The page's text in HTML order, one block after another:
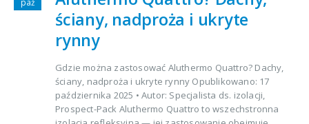
ściany, nadproża i ukryte
rynny
Gdzie można zastosować Aluthermo Quattro? Dachy,
ściany, nadproża i ukryte rynny Opublikowano: 17
października 2025 • Autor: Specjalista ds. izolacji,
Prospect-Pack Aluthermo Quattro to wszechstronna